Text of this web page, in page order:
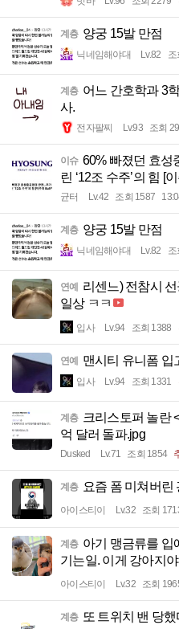
계층 양궁 15발 만점
닉네임해야대 Lv.82 조
계층 어느 간호학과 3
사.
전자팔찌 Lv.93 조회
이슈 60% 빠졌던 효
린 ‘12조 수주’의 힘 [
균터 Lv.42 조회 1587
계층 양궁 15발 만점
닉네임해야대 Lv.82 조
연예 리센느) 전참시
일상 ㅋㅋ
입사 Lv.94 조회 1388
연예 맨시티 유니폼 입
입사 Lv.94 조회 1331
계층 크리스토퍼 놀란
억 달러 돌파.jpg
Dusked Lv.71 조회 1854
계층 요즘 폼 미쳐버린
아이스티이 Lv.32 조회
계층 아기 맹금류를 입
기는일. 이게 강아지
아이스티이 Lv.32 조회
계층 또 트위치 밴 당